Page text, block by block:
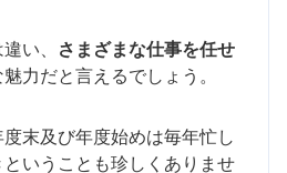
い、
さまざまな仕事を任せ
力だと言えるでしょう。
末及び年度始めは毎年忙し
いうことも珍しくありませ